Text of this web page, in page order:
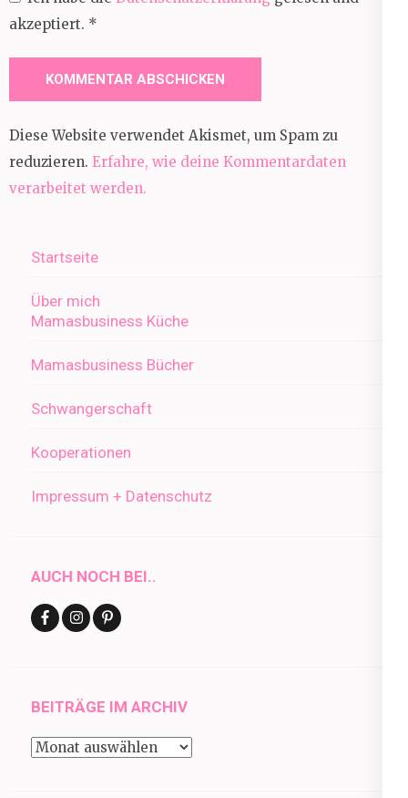
akzeptiert. *
Diese Website verwendet Akismet, um Spam zu
reduzieren. Erfahre, wie deine Kommentardaten
verarbeitet werden.
Startseite
Über mich
Mamasbusiness Küche
Mamasbusiness Bücher
Schwangerschaft
Kooperationen
Impressum + Datenschutz
AUCH NOCH BEI..
BEITRÄGE IM ARCHIV
Beiträge